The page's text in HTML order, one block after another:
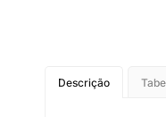
Descrição